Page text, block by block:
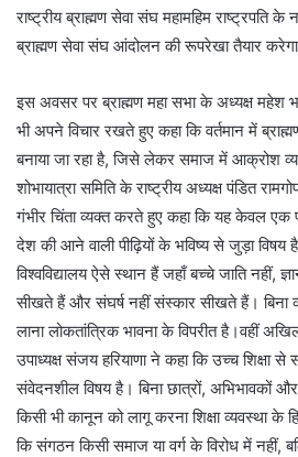
राष्ट्रीय ब्राह्मण सेवा संघ महामहिम राष्ट्रपति के
ब्राह्मण सेवा संघ आंदोलन की रूपरेखा तैयार
इस अवसर पर ब्राह्मण महा सभा के अध्यक्ष महेश
भी अपने विचार रखते हुए कहा कि वर्तमान में
बनाया जा रहा है, जिसे लेकर समाज में आक्रोश
शोभायात्रा समिति के राष्ट्रीय अध्यक्ष पंडित
गंभीर चिंता व्यक्त करते हुए कहा कि यह केवल एक
देश की आने वाली पीढ़ियों के भविष्य से जुड़ा
विश्वविद्यालय ऐसे स्थान हैं जहाँ बच्चे जाति नहीं,
सीखते हैं और संघर्ष नहीं संस्कार सीखते हैं। बिना
लाना लोकतांत्रिक भावना के विपरीत है।वहीं
उपाध्यक्ष संजय हरियाणा ने कहा कि उच्च शिक्षा
संवेदनशील विषय है। बिना छात्रों, अभिभावकों और
किसी भी कानून को लागू करना शिक्षा व्यवस्था के
कि संगठन किसी समाज या वर्ग के विरोध में नहीं,